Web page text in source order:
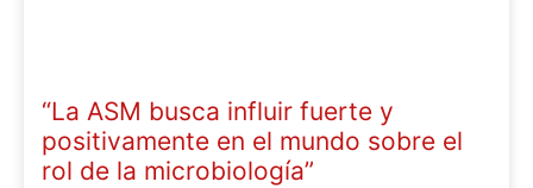
“La ASM busca influir fuerte y
positivamente en el mundo sobre el
rol de la microbiología”